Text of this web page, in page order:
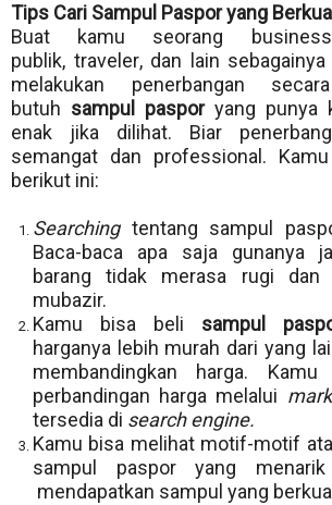
Tips Cari Sampul Paspor yang
Buat kamu seorang
publik, traveler, dan lain
melakukan penerbangan
butuh sampul paspor yang punya
enak jika dilihat. Biar
semangat dan professional.
berikut ini:
Searching tentang sampul
Baca-baca apa saja gunanya
barang tidak merasa rugi dan
mubazir.
Kamu bisa beli sampul
harganya lebih murah dari yang
membandingkan harga.
perbandingan harga melalui
tersedia di search engine.
Kamu bisa melihat motif-motif
sampul paspor yang
mendapatkan sampul yang